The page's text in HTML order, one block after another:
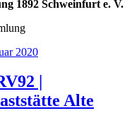
1892 Schweinfurt e. V.
2020
|
Alte